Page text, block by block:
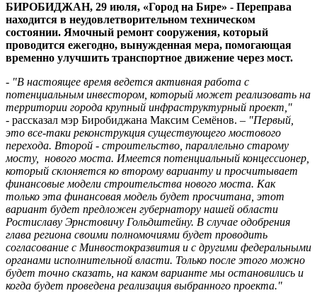
БИРОБИДЖАН, 29 июля, «Город на Бире» - Переправа
находится в неудовлетворительном техническом
состоянии. Ямочный ремонт сооружения, который
проводится ежегодно, вынужденная мера, помогающая
временно улучшить транспортное движение через мост.
- "В настоящее время ведется активная работа с
потенциальным инвестором, который может реализовать на
территории города крупный инфраструктурный проект,"
- рассказал мэр Биробиджана Максим Семёнов. – "Первый,
это все-таки реконструкция существующего мостового
перехода. Второй - строительство, параллельно старому
мосту, нового моста. Имеется потенциальный концессионер,
который склоняется ко второму варианту и просчитывает
финансовые модели строительства нового моста. Как
только эта финансовая модель будет просчитана, этот
вариант будет предложен губернатору нашей области
Ростиславу Эрнстовичу Гольдштейну. В случае одобрения
глава региона своими полномочиями будет проводить
согласование с Минвостокразвития и с другими федеральными
органами исполнительной власти. Только после этого можно
будет точно сказать, на каком варианте мы остановились и
когда будет проведена реализация выбранного проекта."